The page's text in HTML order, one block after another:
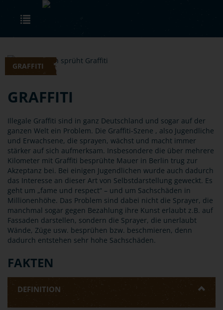
Skip to main content
GRAFFITI
GRAFFITI
Illegale Graffiti sind in ganz Deutschland und sogar auf der
ganzen Welt ein Problem. Die Graffiti-Szene , also Jugendliche
und Erwachsene, die sprayen, wächst und macht immer
stärker auf sich aufmerksam. Insbesondere die über mehrere
Kilometer mit Graffiti besprühte Mauer in Berlin trug zur
Akzeptanz bei. Bei einigen Jugendlichen wurde auch dadurch
das Interesse an dieser Art von Selbstdarstellung geweckt. Es
geht um „fame und respect“ – und um Sachschäden in
Millionenhöhe. Das Problem sind dabei nicht die Sprayer, die
manchmal sogar gegen Bezahlung ihre Kunst erlaubt z.B. auf
Fassaden darstellen, sondern die Sprayer, die unerlaubt
Wände, Züge usw. besprühen bzw. beschmieren, denn
dadurch entstehen sehr hohe Sachschäden.
FAKTEN
DEFINITION